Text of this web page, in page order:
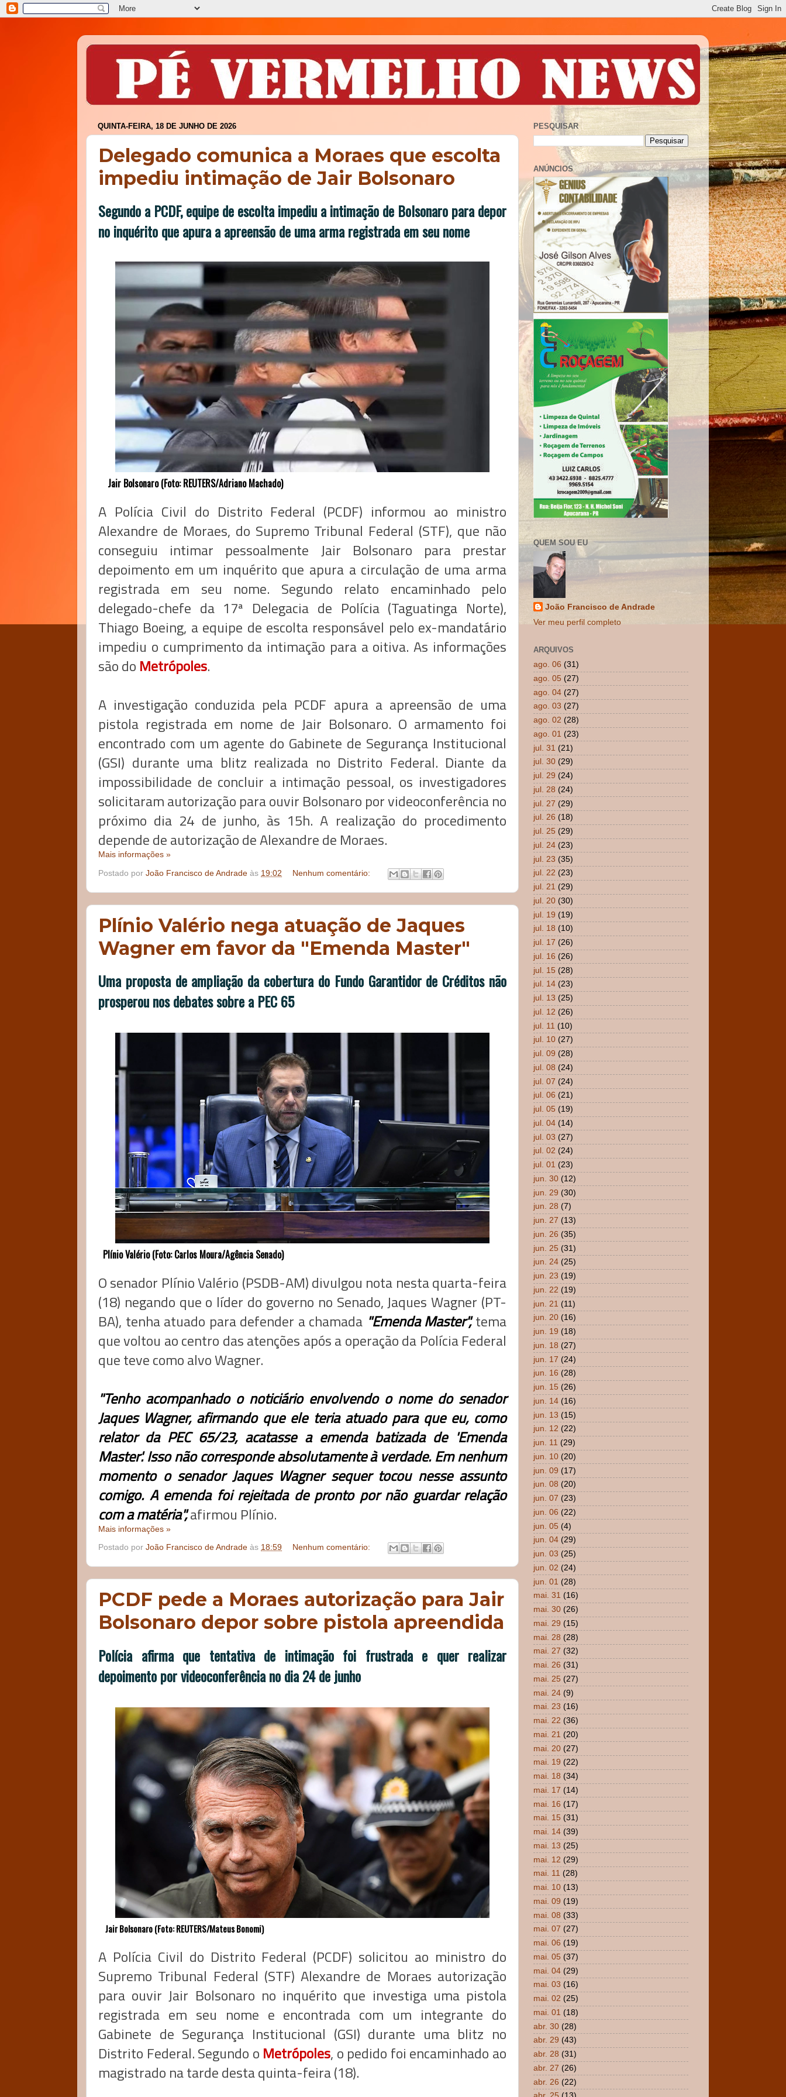
QUINTA-FEIRA, 18 DE JUNHO DE 2026
Delegado comunica a Moraes que escolta
impediu intimação de Jair Bolsonaro
Segundo a PCDF, equipe de escolta impediu a intimação de Bolsonaro para depor
no inquérito que apura a apreensão de uma arma registrada em seu nome
Jair Bolsonaro (Foto: REUTERS/Adriano Machado)
A Polícia Civil do Distrito Federal (PCDF) informou ao ministro
Alexandre de Moraes, do Supremo Tribunal Federal (STF), que não
conseguiu intimar pessoalmente Jair Bolsonaro para prestar
depoimento em um inquérito que apura a circulação de uma arma
registrada em seu nome. Segundo relato encaminhado pelo
delegado-chefe da 17ª Delegacia de Polícia (Taguatinga Norte),
Thiago Boeing, a equipe de escolta responsável pelo ex-mandatário
impediu o cumprimento da intimação para a oitiva. As informações
são do Metrópoles.
A investigação conduzida pela PCDF apura a apreensão de uma
pistola registrada em nome de Jair Bolsonaro. O armamento foi
encontrado com um agente do Gabinete de Segurança Institucional
(GSI) durante uma blitz realizada no Distrito Federal. Diante da
impossibilidade de concluir a intimação pessoal, os investigadores
solicitaram autorização para ouvir Bolsonaro por videoconferência no
próximo dia 24 de junho, às 15h. A realização do procedimento
depende de autorização de Alexandre de Moraes.
Mais informações »
Postado por João Francisco de Andrade às 19:02 Nenhum comentário:
Plínio Valério nega atuação de Jaques
Wagner em favor da "Emenda Master"
Uma proposta de ampliação da cobertura do Fundo Garantidor de Créditos não
prosperou nos debates sobre a PEC 65
Plínio Valério (Foto: Carlos Moura/Agência Senado)
O senador Plínio Valério (PSDB-AM) divulgou nota nesta quarta-feira
(18) negando que o líder do governo no Senado, Jaques Wagner (PT-
BA), tenha atuado para defender a chamada "Emenda Master",tema
que voltou ao centro das atenções após a operação da Polícia Federal
que teve como alvo Wagner.
"Tenho acompanhado o noticiário envolvendo o nome do senador
Jaques Wagner, afirmando que ele teria atuado para que eu, como
relator da PEC 65/23, acatasse a emenda batizada de 'Emenda
Master'. Isso não corresponde absolutamente à verdade. Em nenhum
momento o senador Jaques Wagner sequer tocou nesse assunto
comigo. A emenda foi rejeitada de pronto por não guardar relação
com a matéria",afirmou Plínio.
Mais informações »
Postado por João Francisco de Andrade às 18:59 Nenhum comentário:
PCDF pede a Moraes autorização para Jair
Bolsonaro depor sobre pistola apreendida
Polícia afirma que tentativa de intimação foi frustrada e quer realizar
depoimento por videoconferência no dia 24 de junho
Jair Bolsonaro (Foto: REUTERS/Mateus Bonomi)
A Polícia Civil do Distrito Federal (PCDF) solicitou ao ministro do
Supremo Tribunal Federal (STF) Alexandre de Moraes autorização
para ouvir Jair Bolsonaro no inquérito que investiga uma pistola
registrada em seu nome e encontrada com um integrante do
Gabinete de Segurança Institucional (GSI) durante uma blitz no
Distrito Federal. Segundo o Metrópoles, o pedido foi encaminhado ao
magistrado na tarde desta quinta-feira (18).
PESQUISAR
ANÚNCIOS
QUEM SOU EU
João Francisco de Andrade
Ver meu perfil completo
ARQUIVOS
ago. 06 (31)
ago. 05 (27)
ago. 04 (27)
ago. 03 (27)
ago. 02 (28)
ago. 01 (23)
jul. 31 (21)
jul. 30 (29)
jul. 29 (24)
jul. 28 (24)
jul. 27 (29)
jul. 26 (18)
jul. 25 (29)
jul. 24 (23)
jul. 23 (35)
jul. 22 (23)
jul. 21 (29)
jul. 20 (30)
jul. 19 (19)
jul. 18 (10)
jul. 17 (26)
jul. 16 (26)
jul. 15 (28)
jul. 14 (23)
jul. 13 (25)
jul. 12 (26)
jul. 11 (10)
jul. 10 (27)
jul. 09 (28)
jul. 08 (24)
jul. 07 (24)
jul. 06 (21)
jul. 05 (19)
jul. 04 (14)
jul. 03 (27)
jul. 02 (24)
jul. 01 (23)
jun. 30 (12)
jun. 29 (30)
jun. 28 (7)
jun. 27 (13)
jun. 26 (35)
jun. 25 (31)
jun. 24 (25)
jun. 23 (19)
jun. 22 (19)
jun. 21 (11)
jun. 20 (16)
jun. 19 (18)
jun. 18 (27)
jun. 17 (24)
jun. 16 (28)
jun. 15 (26)
jun. 14 (16)
jun. 13 (15)
jun. 12 (22)
jun. 11 (29)
jun. 10 (20)
jun. 09 (17)
jun. 08 (20)
jun. 07 (23)
jun. 06 (22)
jun. 05 (4)
jun. 04 (29)
jun. 03 (25)
jun. 02 (24)
jun. 01 (28)
mai. 31 (16)
mai. 30 (26)
mai. 29 (15)
mai. 28 (28)
mai. 27 (32)
mai. 26 (31)
mai. 25 (27)
mai. 24 (9)
mai. 23 (16)
mai. 22 (36)
mai. 21 (20)
mai. 20 (27)
mai. 19 (22)
mai. 18 (34)
mai. 17 (14)
mai. 16 (17)
mai. 15 (31)
mai. 14 (39)
mai. 13 (25)
mai. 12 (29)
mai. 11 (28)
mai. 10 (13)
mai. 09 (19)
mai. 08 (33)
mai. 07 (27)
mai. 06 (19)
mai. 05 (37)
mai. 04 (29)
mai. 03 (16)
mai. 02 (25)
mai. 01 (18)
abr. 30 (28)
abr. 29 (43)
abr. 28 (31)
abr. 27 (26)
abr. 26 (22)